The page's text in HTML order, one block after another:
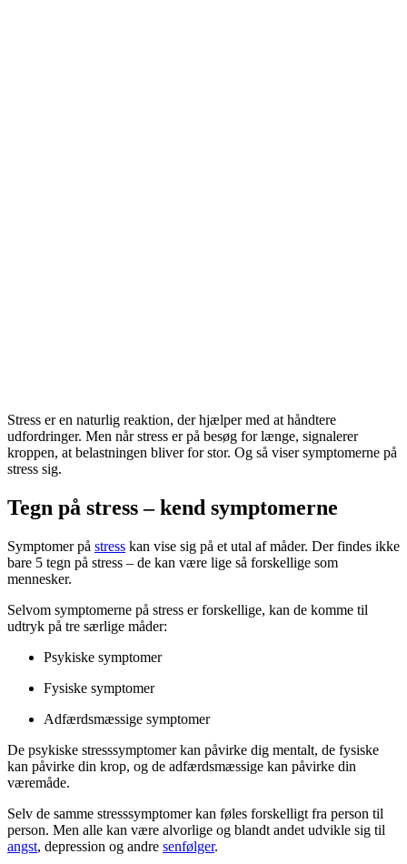
Stress er en naturlig reaktion, der hjælper med at håndtere
udfordringer. Men når stress er på besøg for længe, signalerer
kroppen, at belastningen bliver for stor. Og så viser symptomerne på
stress sig.
Tegn på stress – kend symptomerne
Symptomer på stress kan vise sig på et utal af måder. Der findes ikke
bare 5 tegn på stress – de kan være lige så forskellige som
mennesker.
Selvom symptomerne på stress er forskellige, kan de komme til
udtryk på tre særlige måder:
Psykiske symptomer
Fysiske symptomer
Adfærdsmæssige symptomer
De psykiske stresssymptomer kan påvirke dig mentalt, de fysiske
kan påvirke din krop, og de adfærdsmæssige kan påvirke din
væremåde.
Selv de samme stresssymptomer kan føles forskelligt fra person til
person. Men alle kan være alvorlige og blandt andet udvikle sig til
angst, depression og andre senfølger.